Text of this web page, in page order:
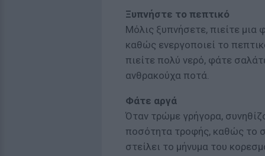
Ξυπνήστε το πεπτικό
Μόλις ξυπνήσετε, πιείτε μια
καθώς ενεργοποιεί το
πιείτε πολύ νερό, φάτε
ανθρακούχα ποτά.
Φάτε αργά
Όταν τρώμε γρήγορα,
ποσότητα τροφής, καθώς το
στείλει το μήνυμα του